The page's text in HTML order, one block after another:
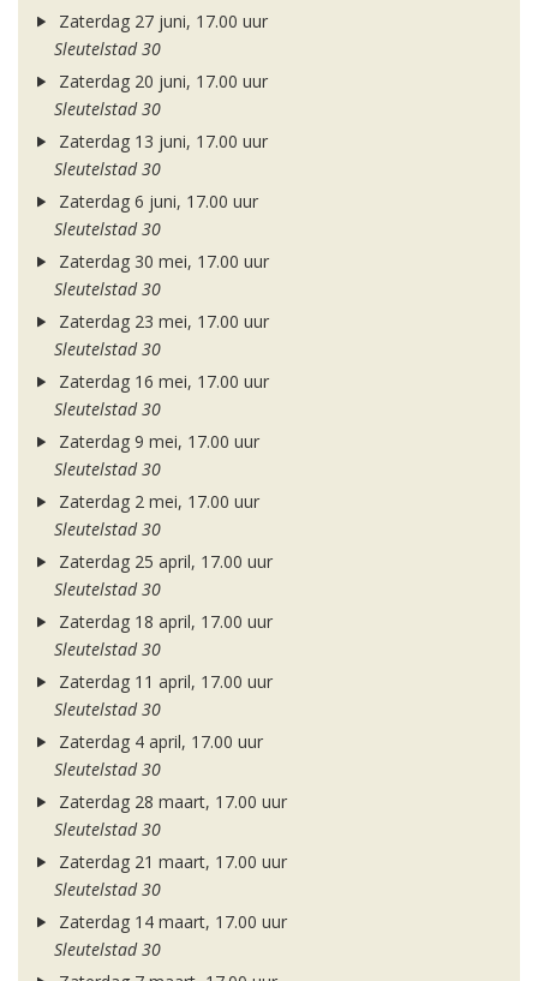
Zaterdag 27 juni, 17.00 uur
Sleutelstad 30
Zaterdag 20 juni, 17.00 uur
Sleutelstad 30
Zaterdag 13 juni, 17.00 uur
Sleutelstad 30
Zaterdag 6 juni, 17.00 uur
Sleutelstad 30
Zaterdag 30 mei, 17.00 uur
Sleutelstad 30
Zaterdag 23 mei, 17.00 uur
Sleutelstad 30
Zaterdag 16 mei, 17.00 uur
Sleutelstad 30
Zaterdag 9 mei, 17.00 uur
Sleutelstad 30
Zaterdag 2 mei, 17.00 uur
Sleutelstad 30
Zaterdag 25 april, 17.00 uur
Sleutelstad 30
Zaterdag 18 april, 17.00 uur
Sleutelstad 30
Zaterdag 11 april, 17.00 uur
Sleutelstad 30
Zaterdag 4 april, 17.00 uur
Sleutelstad 30
Zaterdag 28 maart, 17.00 uur
Sleutelstad 30
Zaterdag 21 maart, 17.00 uur
Sleutelstad 30
Zaterdag 14 maart, 17.00 uur
Sleutelstad 30